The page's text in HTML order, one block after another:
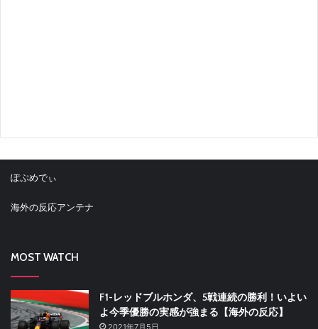
ぽぷめでぃ
海外の反応アンテナ
MOST WATCH
F1-レッドブルホンダ、5戦連続の勝利！いよい
よ今季優勝の実感が強まる【海外の反応】
2021年7月5日